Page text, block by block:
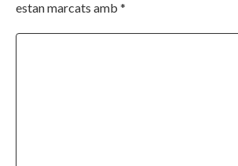
estan marcats amb *